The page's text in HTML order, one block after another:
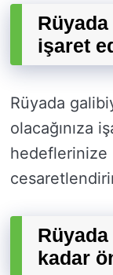
işaret
Rüyada
olacağınıza
hedeflerinize
kadar